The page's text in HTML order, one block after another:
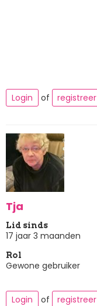
Login
of registreer
Tja
Lid sinds
17 jaar 3 maanden
Rol
Gewone gebruiker
Login of registreer